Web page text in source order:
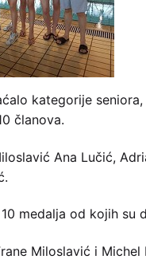
kategorije
članova.
Ana Lučić,
medalja od kojih su
Miloslavić i Michel